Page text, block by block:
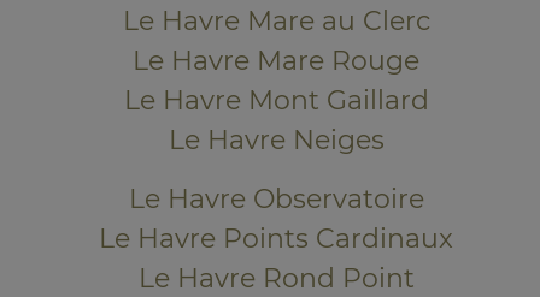
Le Havre Mare au Clerc
Le Havre Mare Rouge
Le Havre Mont Gaillard
Le Havre Neiges
Le Havre Observatoire
Le Havre Points Cardinaux
Le Havre Rond Point